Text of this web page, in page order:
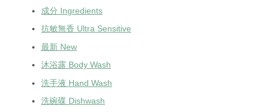
成分 Ingredients
抗敏無香 Ultra Sensitive
最新 New
沐浴露 Body Wash
洗手液 Hand Wash
洗碗碟 Dishwash